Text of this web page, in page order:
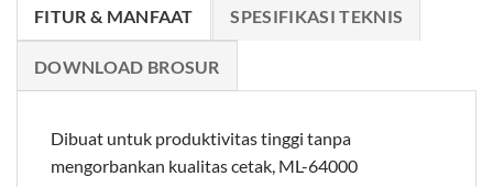
FITUR & MANFAAT SPESIFIKASI TEKNIS
DOWNLOAD BROSUR
Dibuat untuk produktivitas tinggi tanpa
mengorbankan kualitas cetak, ML-64000